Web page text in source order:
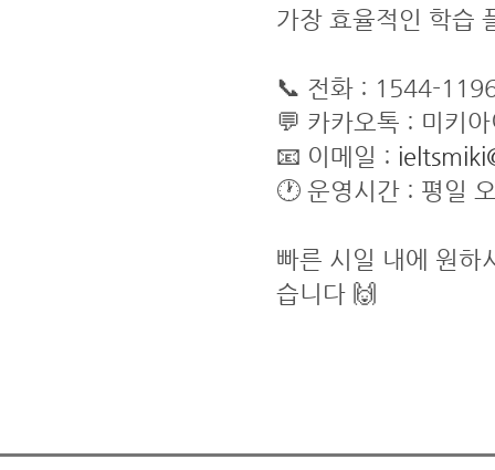
가장 효율적인 학습
📞 전화 : 1544-
💬 카카오톡 : 미키
📧 이메일 :
🕐 운영시간 : 평일
빠른 시일 내에 원하
습니다 🙌